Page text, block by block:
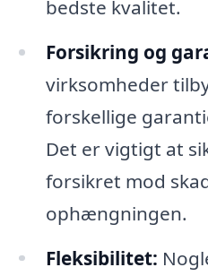
bedste kvalitet.
Forsikring og
virksomheder
forskellige
Det er vigtigt at
forsikret mod
ophængningen.
Fleksibilitet: